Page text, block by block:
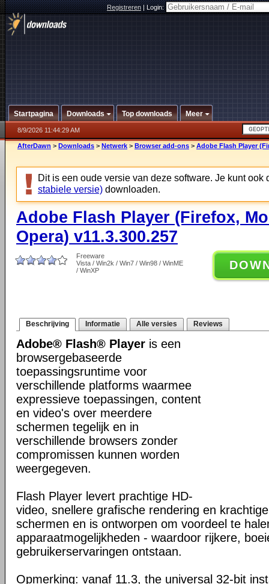
Registreren|Login:
Startpagina Downloads Top downloads Meer
8/9/2026 11:44:29 AM
AfterDawn > Downloads > Netwerk > Browser add-ons > Adobe Flash Player
Dit is een oude versie van deze software. Je kunt ook
stabiele versie) downloaden.
Adobe Flash Player (Firefox,
Opera) v11.3.300.257
Freeware
Vista / Win2k / Win7 / Win98 / WinME
/ WinXP
Beschrijving Informatie Alle versies Reviews
Adobe® Flash® Player is een
browsergebaseerde
toepassingsruntime voor
verschillende platforms waarmee
expressieve toepassingen, content
en video's over meerdere
schermen tegelijk en in
verschillende browsers zonder
compromissen kunnen worden
weergegeven.
Flash Player levert prachtige HD-
video, snellere grafische rendering en
schermen en is ontworpen om voordeel te
apparaatmogelijkheden - waardoor rijkere,
gebruikerservaringen ontstaan.
Opmerking: vanaf 11.3, the universal 32-bit